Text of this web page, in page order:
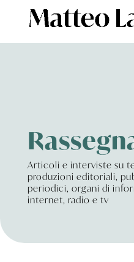
Articoli e interviste su
produzioni editoriali,
periodici, organi di
internet, radio e tv